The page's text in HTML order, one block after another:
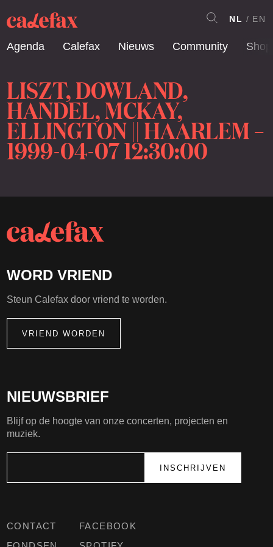
Agenda Calefax Nieuws Community Shop
NL EN
LISZT, DOWLAND,
HANDEL, MCKAY,
ELLINGTON || HAARLEM –
1999-04-07 12:30:00
CONTACT
FACEBOOK
NIEUWSBRIEF
Blijf op de hoogte van onze concerten, projecten en
muziek.
WORD VRIEND
Steun Calefax door vriend te worden.
VRIEND WORDEN